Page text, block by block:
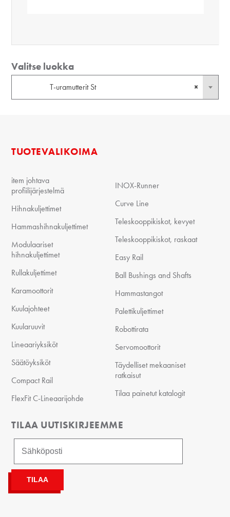
Valitse luokka
×
T-uramutterit St
TUOTEVALIKOIMA
item johtava
profiilijärjestelmä
Hihnakuljettimet
Hammashihnakuljettimet
Modulaariset
hihnakuljettimet
Rullakuljettimet
Karamoottorit
Kuulajohteet
Kuularuuvit
Lineaariyksiköt
Säätöyksiköt
Compact Rail
FlexFit C-Lineaarijohde
INOX-Runner
Curve Line
Teleskooppikiskot, kevyet
Teleskooppikiskot, raskaat
Easy Rail
Ball Bushings and Shafts
Hammastangot
Palettikuljettimet
Robottirata
Servomoottorit
Täydelliset mekaaniset
ratkaisut
Tilaa painetut katalogit
TILAA UUTISKIRJEEMME